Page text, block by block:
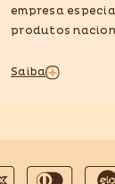
empresa
produtos
Saiba